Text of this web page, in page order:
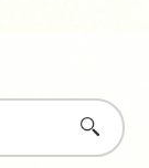
さがす